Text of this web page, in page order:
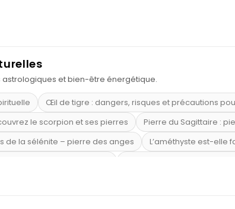
et bien-être énergétique.
Œil de tigre : dangers, risques et précautions
le scorpion et ses pierres Pierre du Sagittaire :
de la sélénite – pierre des anges L’améthyste est-elle